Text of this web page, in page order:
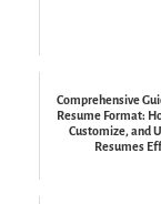
Comprehensive
Resume Format:
Customize, and
Resumes